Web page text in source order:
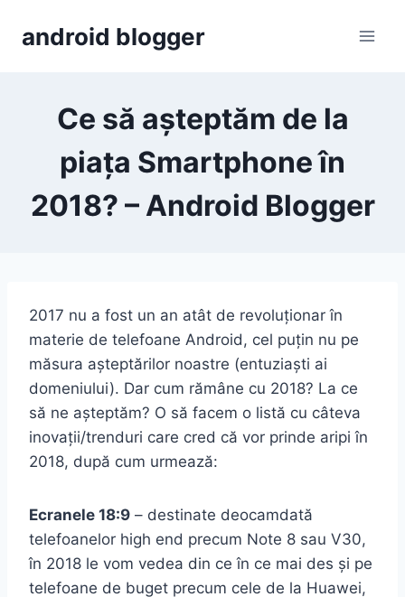
android blogger
Ce să așteptăm de la
piața Smartphone în
2018? – Android Blogger
2017 nu a fost un an atât de revoluționar în
materie de telefoane Android, cel puțin nu pe
măsura așteptărilor noastre (entuziaști ai
domeniului). Dar cum rămâne cu 2018? La ce
să ne așteptăm? O să facem o listă cu câteva
inovații/trenduri care cred că vor prinde aripi în
2018, după cum urmează:
Ecranele 18:9 – destinate deocamdată
telefoanelor high end precum Note 8 sau V30,
în 2018 le vom vedea din ce în ce mai des și pe
telefoane de buget precum cele de la Huawei,